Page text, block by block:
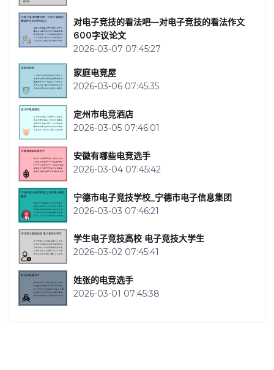
对电子竞技的看法吧—对电子竞技的看法作文
600字议论文
2026-03-07 07:45:27
家庭电竞屋
2026-03-06 07:45:35
定州市电竞酒店
2026-03-05 07:46:01
安徽有哪些电竞选手
2026-03-04 07:45:42
宁德市电子竞技学校_宁德市电子信息集团
2026-03-03 07:46:21
学生电子竞技高校 电子竞技大学生
2026-03-02 07:45:41
姓张的电竞选手
2026-03-01 07:45:38